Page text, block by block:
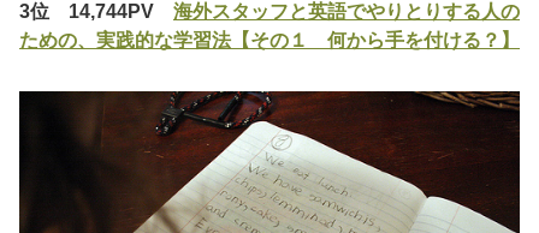
3位 14,744PV 海外スタッフと英語でやりとりする人の
ための、実践的な学習法【その１ 何から手を付ける？】